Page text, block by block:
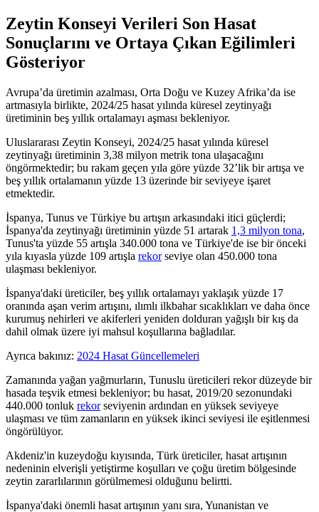
Zeytin Konseyi Verileri Son Hasat
Sonuçlarını ve Ortaya Çıkan Eğilimleri
Gösteriyor
Avrupa’da üretimin azalması, Orta Doğu ve Kuzey Afrika’da ise
artmasıyla birlikte, 2024/25 hasat yılında küresel zeytinyağı
üretiminin beş yıllık ortalamayı aşması bekleniyor.
Uluslararası Zeytin Konseyi, 2024/25 hasat yılında küresel
zeytinyağı üretiminin 3,38 milyon metrik tona ulaşacağını
öngörmektedir; bu rakam geçen yıla göre yüzde 32’lik bir artışa ve
beş yıllık ortalamanın yüzde 13 üzerinde bir seviyeye işaret
etmektedir.
İspanya, Tunus ve Türkiye bu artışın arkasındaki itici güçlerdi;
İspanya'da zeytinyağı üretiminin yüzde 51 artarak 1,3 milyon tona,
Tunus'ta yüzde 55 artışla 340.000 tona ve Türkiye'de ise bir önceki
yıla kıyasla yüzde 109 artışla rekorseviye olan 450.000 tona
ulaşması bekleniyor.
İspanya'daki üreticiler, beş yıllık ortalamayı yaklaşık yüzde 17
oranında aşan verim artışını, ılımlı ilkbahar sıcaklıkları ve daha önce
kurumuş nehirleri ve akiferleri yeniden dolduran yağışlı bir kış da
dahil olmak üzere iyi mahsul koşullarına bağladılar.
Ayrıca bakınız: 2024 Hasat Güncellemeleri
Zamanında yağan yağmurların, Tunuslu üreticileri rekor düzeyde bir
hasada teşvik etmesi bekleniyor; bu hasat, 2019/20 sezonundaki
440.000 tonluk rekorseviyenin ardından en yüksek seviyeye
ulaşması ve tüm zamanların en yüksek ikinci seviyesi ile eşitlenmesi
öngörülüyor.
Akdeniz'in kuzeydoğu kıyısında, Türk üreticiler, hasat artışının
nedeninin elverişli yetiştirme koşulları ve çoğu üretim bölgesinde
zeytin zararlılarının görülmemesi olduğunu belirtti.
İspanya'daki önemli hasat artışının yanı sıra, Yunanistan ve